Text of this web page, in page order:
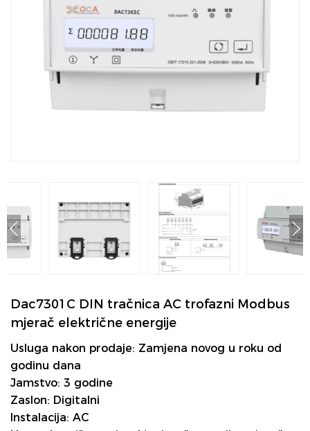
Dac7301C DIN tračnica AC trofazni Modbus
mjerač električne energije
Usluga nakon prodaje: Zamjena novog u roku od
godinu dana
Jamstvo: 3 godine
Zaslon: Digitalni
Instalacija: AC